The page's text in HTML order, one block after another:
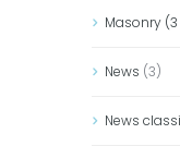
Masonry
News (3)
News